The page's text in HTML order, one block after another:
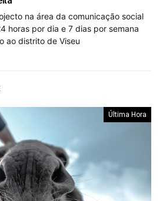
na área da comunicação social
horas por dia e 7 dias por semana
ao distrito de Viseu
Última Hora